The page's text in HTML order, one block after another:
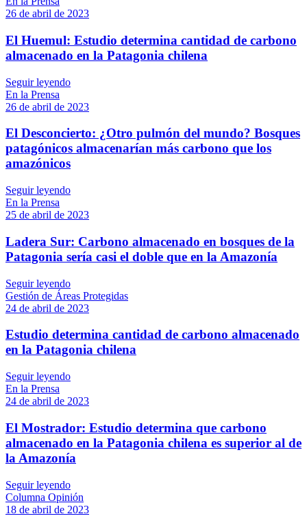
26 de abril de 2023
El Huemul: Estudio determina cantidad de carbono
almacenado en la Patagonia chilena
Seguir leyendo
En la Prensa
26 de abril de 2023
El Desconcierto: ¿Otro pulmón del mundo? Bosques
patagónicos almacenarían más carbono que los
amazónicos
Seguir leyendo
En la Prensa
25 de abril de 2023
Ladera Sur: Carbono almacenado en bosques de la
Patagonia sería casi el doble que en la Amazonía
Seguir leyendo
Gestión de Áreas Protegidas
24 de abril de 2023
Estudio determina cantidad de carbono almacenado
en la Patagonia chilena
Seguir leyendo
En la Prensa
24 de abril de 2023
El Mostrador: Estudio determina que carbono
almacenado en la Patagonia chilena es superior al de
la Amazonía
Seguir leyendo
Columna Opinión
18 de abril de 2023